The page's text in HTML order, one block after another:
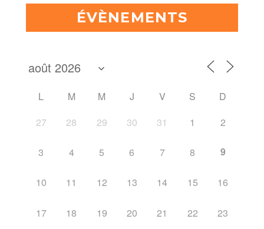
ÉVÈNEMENTS
L M M J V S
D
27
28 29 30 31 1 2
3 4 5 6 7 8 9
10 11 12 13 14 15 16
17 18 19 20 21 22 23